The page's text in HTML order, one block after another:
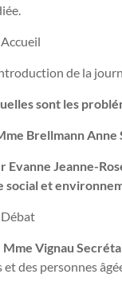
de la
sont les
Brellmann Anne
Evanne Jeanne-
social et
Mme Vignau
et des personnes